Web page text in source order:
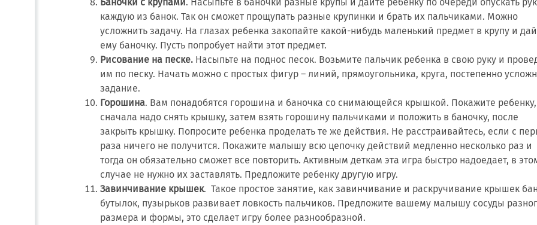
каждую из банок. Так он сможет прощупать разные крупинки и брать их пальчиками. Можно
усложнить задачу. На глазах ребенка закопайте какой-нибудь маленький предмет в крупу и
ему баночку. Пусть попробует найти этот предмет.
Рисование на песке.Насыпьте на поднос песок. Возьмите пальчик ребенка в свою руку и
им по песку. Начать можно с простых фигур – линий, прямоугольника, круга, постепенно
задание.
Горошина. Вам понадобятся горошина и баночка со снимающейся крышкой. Покажите ребенку,
сначала надо снять крышку, затем взять горошину пальчиками и положить в баночку, после
закрыть крышку. Попросите ребенка проделать те же действия. Не расстраивайтесь, если с
раза ничего не получится. Покажите малышу всю цепочку действий медленно несколько раз и
тогда он обязательно сможет все повторить. Активным деткам эта игра быстро надоедает, в
случае не нужно их заставлять. Предложите ребенку другую игру.
Завинчивание крышек. Такое простое занятие, как завинчивание и раскручивание крышек
бутылок, пузырьков развивает ловкость пальчиков. Предложите вашему малышу сосуды
размера и формы, это сделает игру более разнообразной.